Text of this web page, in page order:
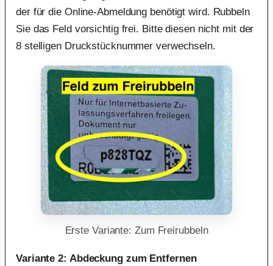
der für die Online-Abmeldung benötigt wird. Rubbeln
Sie das Feld vorsichtig frei. Bitte diesen nicht mit der
8 stelligen Druckstücknummer verwechseln.
Erste Variante: Zum Freirubbeln
Variante 2: Abdeckung zum Entfernen